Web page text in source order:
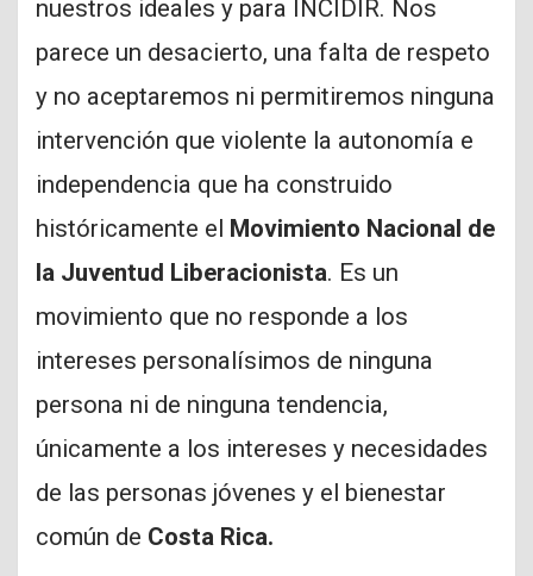
nuestros ideales y para INCIDIR. Nos
parece un desacierto, una falta de respeto
y no aceptaremos ni permitiremos ninguna
intervención que violente la autonomía e
independencia que ha construido
históricamente el Movimiento Nacional de
la Juventud Liberacionista. Es un
movimiento que no responde a los
intereses personalísimos de ninguna
persona ni de ninguna tendencia,
únicamente a los intereses y necesidades
de las personas jóvenes y el bienestar
común de Costa Rica.